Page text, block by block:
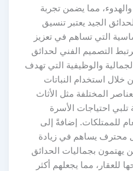
مما يضمن تجربة
الجيد يعتبر تنسيق
التي تساهم في تعزيز
التصميم الفني لحدائق
والوظيفية التي تهدف
خلال استخدام النباتات
المختلفة مثل الأثاث
احتياجات الأسرة
للممتلكات. إضافةً إلى
محترف يساهم في زيادة
يهتمون بجماليات الحدائق
للعقار، مما يجعلهم أكثر